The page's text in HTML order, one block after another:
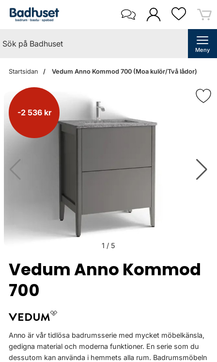
Meny
Startsidan Vedum Anno Kommod 700 (Moa kulör/Två lådor)
-2 536 kr
1 / 5
Vedum Anno Kommod
700
Anno är vår tidlösa badrumsserie med mycket möbelkänsla,
gedigna material och moderna funktioner. En serie som du
dessutom kan använda i hemmets alla rum. Badrumsmöbeln